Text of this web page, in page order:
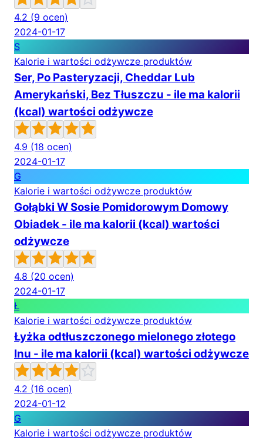
4.2 (9 ocen)
2024-01-17
S
Kalorie i wartości odżywcze produktów
Ser, Po Pasteryzacji, Cheddar Lub
Amerykański, Bez Tłuszczu - ile ma kalorii
(kcal) wartości odżywcze
4.9 (18 ocen)
2024-01-17
G
Kalorie i wartości odżywcze produktów
Gołąbki W Sosie Pomidorowym Domowy
Obiadek - ile ma kalorii (kcal) wartości
odżywcze
4.8 (20 ocen)
2024-01-17
Ł
Kalorie i wartości odżywcze produktów
Łyżka odtłuszczonego mielonego złotego
lnu - ile ma kalorii (kcal) wartości odżywcze
4.2 (16 ocen)
2024-01-12
G
Kalorie i wartości odżywcze produktów